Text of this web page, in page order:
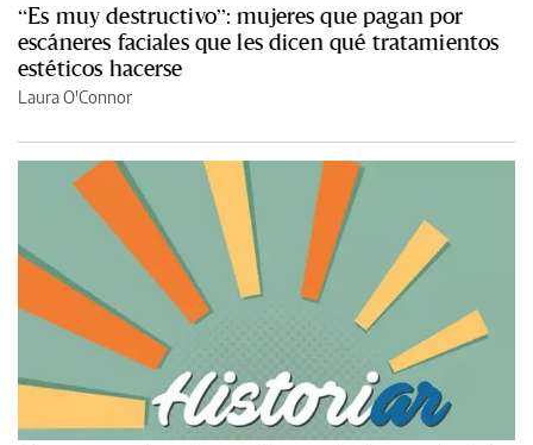
“Es muy destructivo”: mujeres que pagan por
escáneres faciales que les dicen qué tratamientos
estéticos hacerse
Laura O'Connor